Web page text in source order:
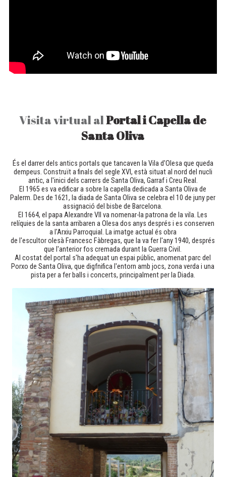
Visita virtual alPortal i Capella de
Santa Oliva
És el darrer dels antics portals que tancaven la Vila d'Olesa que queda
dempeus. Construït a finals del segle XVI, està situat al nord del nucli
antic, a l'inici dels carrers de Santa Oliva, Garraf i Creu Real.
El 1965 es va edificar a sobre la capella dedicada a Santa Oliva de
Palerm. Des de 1621, la diada de Santa Oliva se celebra el 10 de juny per
assignació del bisbe de Barcelona.
El 1664, el papa Alexandre VII va nomenar-la patrona de la vila. Les
relíquies de la santa arribaren a Olesa dos anys després i es conserven
a l'Arxiu Parroquial. La imatge actual és obra
de l'escultor olesà Francesc Fàbregas, que la va fer l'any 1940, després
que l'anterior fos cremada durant la Guerra Civil.
Al costat del portal s'ha adequat un espai públic, anomenat parc del
Porxo de Santa Oliva, que digfnifica l'entorn amb jocs, zona verda i una
pista per a fer balls i concerts, principalment per la Diada.